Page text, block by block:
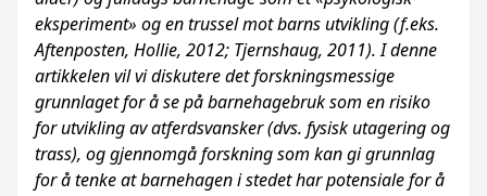
eksperiment» og en trussel mot barns utvikling (f.eks.
Aftenposten, Hollie, 2012; Tjernshaug, 2011). I denne
artikkelen vil vi diskutere det forskningsmessige
grunnlaget for å se på barnehagebruk som en risiko
for utvikling av atferdsvansker (dvs. fysisk utagering og
trass), og gjennomgå forskning som kan gi grunnlag
for å tenke at barnehagen i stedet har potensiale for å